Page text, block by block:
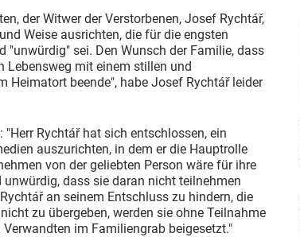
der Witwer der Verstorbenen, Josef Rychtář,
Weise ausrichten, die für die engsten
"unwürdig" sei. Den Wunsch der Familie, dass
Lebensweg mit einem stillen und
Heimatort beende", habe Josef Rychtář leider
Rychtář hat sich entschlossen, ein
auszurichten, in dem er die Hauptrolle
von der geliebten Person wäre für ihre
dass sie daran nicht teilnehmen
an seinem Entschluss zu hindern, die
zu übergeben, werden sie ohne Teilnahme
im Familiengrab beigesetzt."